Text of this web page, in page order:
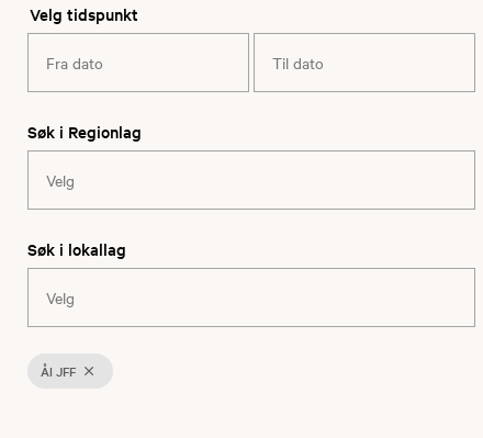
Velg tidspunkt
Søk i Regionlag
Søk i lokallag
Ål JFF